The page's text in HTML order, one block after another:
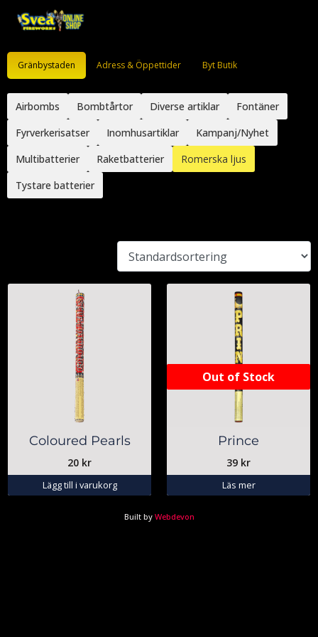
Gränbystaden Adress & Öppettider Byt Butik
Airbombs Bombtårtor Diverse artiklar
Fontäner
Fyrverkerisatser
Inomhusartiklar
Kampanj/Nyhet
Multibatterier
Raketbatterier
Romerska ljus
Tystare batterier
Coloured Pearls
20 kr
Lägg till i varukorg
Out of Stock
Prince
39 kr
Läs mer
Built by Webdevon